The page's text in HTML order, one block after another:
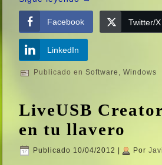
Facebook Twitter/X
LinkedIn
Publicado en Software ,Windows
LiveUSB
en tu llavero
Publicado 10/04/2012 | Por